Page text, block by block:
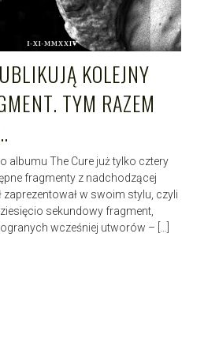
KOLEJNY
TYM RAZEM
albumu The Cure już tylko cztery
fragmenty z nadchodzącej
zaprezentował w swoim stylu, czyli
sekundowy fragment,
wcześniej utworów – […]